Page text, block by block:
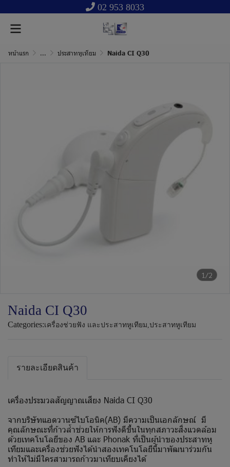
02 953 8033
หน้าแรก ... ประสาทหูเทียม Naida CI Q30
1/2
Naida CI Q30
Categories:เครื่องช่วยฟัง และประสาทหูเทียม,ประสาทหูเทียม
รายละเอียดสินค้า
เครื่องประมวลสัญญาณเสียง Naida CI Q30
จากบริษัทแอดวานซ์ไบโอนิค(AB) มีความเป็นเอกลักษณ์ มี
คุณลักษณะที่ก้าวล้ำช่วยให้การฟังดีขึ้นในทุกสภาวะสิ่งแวดล้อม
ด้วยเทคโนโลยีของ AB และ Phonak ที่เป็นผู้นำของประสาทหู
เทียมและเครื่องช่วยฟังได้นำสองเทคโนโลยีนี้มาพัฒนาร่วมกัน
ทำให้ไม่มีใครสามารถก้าวมาเทียบเคียงได้